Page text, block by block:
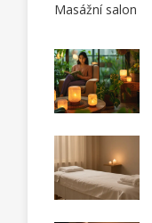
Masážní salon